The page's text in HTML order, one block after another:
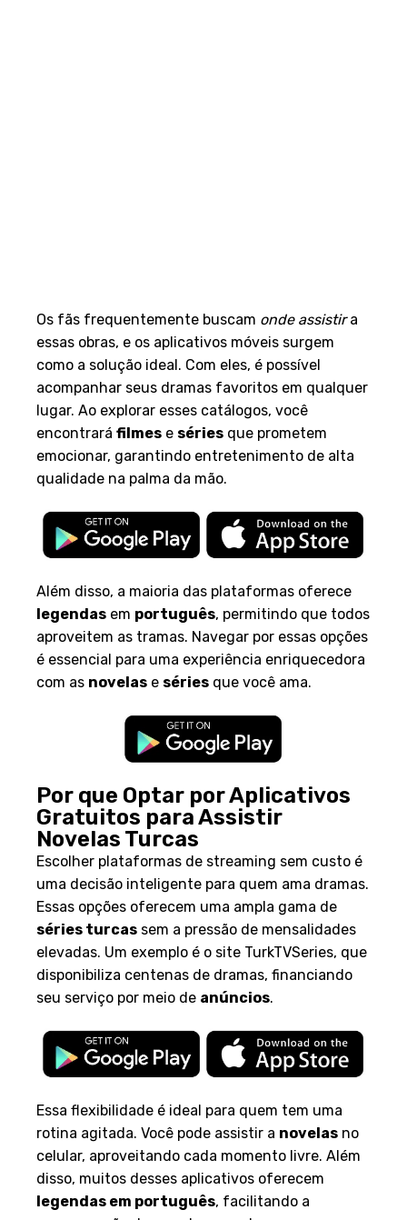
Os fãs frequentemente buscam onde assistira
essas obras, e os aplicativos móveis surgem
como a solução ideal. Com eles, é possível
acompanhar seus dramas favoritos em qualquer
lugar. Ao explorar esses catálogos, você
encontrará filmes e séries que prometem
emocionar, garantindo entretenimento de alta
qualidade na palma da mão.
Além disso, a maioria das plataformas oferece
legendas em português, permitindo que todos
aproveitem as tramas. Navegar por essas opções
é essencial para uma experiência enriquecedora
com as novelas e séries que você ama.
Por que Optar por Aplicativos
Gratuitos para Assistir
Novelas Turcas
Escolher plataformas de streaming sem custo é
uma decisão inteligente para quem ama dramas.
Essas opções oferecem uma ampla gama de
séries turcas sem a pressão de mensalidades
elevadas. Um exemplo é o site TurkTVSeries, que
disponibiliza centenas de dramas, financiando
seu serviço por meio de anúncios.
Essa flexibilidade é ideal para quem tem uma
rotina agitada. Você pode assistir a novelas no
celular, aproveitando cada momento livre. Além
disso, muitos desses aplicativos oferecem
legendas em português, facilitando a